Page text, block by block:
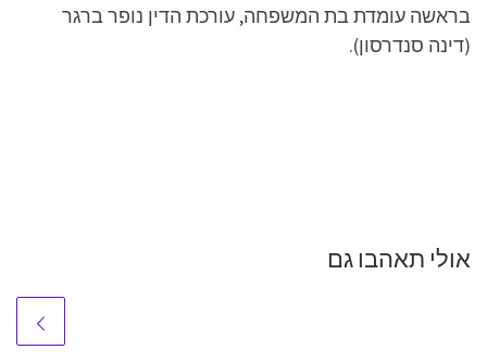
בראשה עומדת בת המשפחה, עורכת הדין נופר ברגר
(דינה סנדרסון).
אולי תאהבו גם